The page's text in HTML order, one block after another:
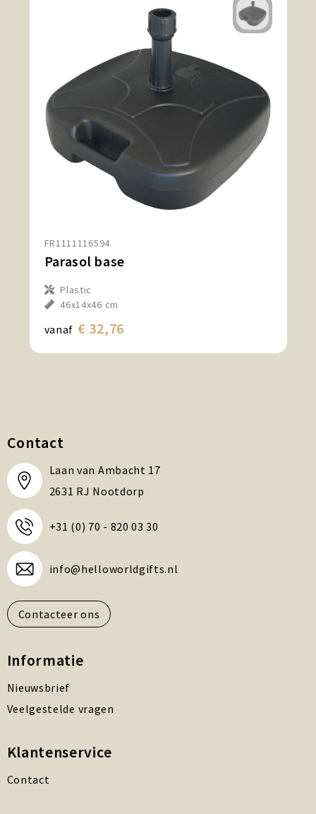
FR1111116594
Parasol base
Plastic
46x14x46 cm
vanaf € 32,76
Contact
Laan van Ambacht 17
2631 RJ Nootdorp
+31 (0) 70 - 820 03 30
info@helloworldgifts.nl
Contacteer ons
Informatie
Nieuwsbrief
Veelgestelde vragen
Klantenservice
Contact